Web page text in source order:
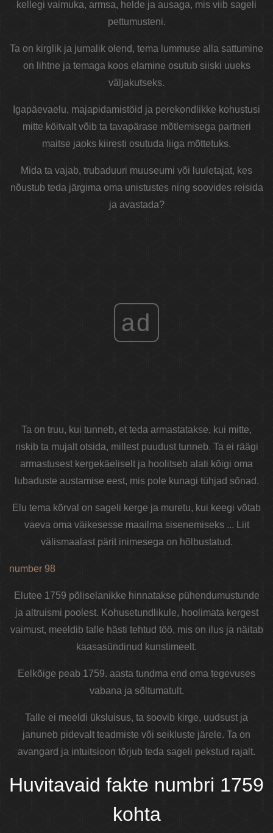
kellegi vaimuka, armsa, helde ja ausaga, mis viib sageli
pettumusteni.
Ta on kirglik ja jumalik olend, tema lummuse alla sattumine
on lihtne ja temaga koos elamine osutub siiski uueks
väljakutseks.
Igapäevaelu, majapidamistöid ja perekondlikke kohustusi
mitte köitvalt võib ta tavapärase mõtlemisega partneri
maitse jaoks kiiresti osutuda liiga mõttetuks.
Mida ta vajab, trubaduuri muuseumi või luuletajat, kes
nõustub teda järgima oma unistustes ning soovides reisida
ja avastada?
ad
Ta on truu, kui tunneb, et teda armastatakse, kui mitte,
riskib ta mujalt otsida, millest puudust tunneb. Ta ei räägi
armastusest kergekäeliselt ja hoolitseb alati kõigi oma
lubaduste austamise eest, mis pole kunagi tühjad sõnad.
Elu tema kõrval on sageli kerge ja muretu, kui keegi võtab
vaeva oma väikesesse maailma sisenemiseks ... Liit
välismaalast pärit inimesega on hõlbustatud.
number 98
Elutee 1759 põliselanikke hinnatakse pühendumustunde
ja altruismi poolest. Kohusetundlikule, hoolimata kergest
vaimust, meeldib talle hästi tehtud töö, mis on ilus ja näitab
kaasasündinud kunstimeelt.
Eelkõige peab 1759. aasta tundma end oma tegevuses
vabana ja sõltumatult.
Talle ei meeldi üksluisus, ta soovib kirge, uudsust ja
januneb pidevalt teadmiste või seikluste järele. Ta on
avangard ja intuitsioon tõrjub teda sageli pekstud rajalt.
Huvitavaid fakte numbri 1759
kohta